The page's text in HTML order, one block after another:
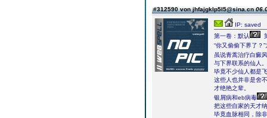
#312590 von jhfajgklp5l5@sina.cn
IP: saved
第一卷：默认
“你又偷偷下界了？
虽说青蒿治疗白癜
与下界联系的仙人。
毕竟不少仙人都是
这些人也并非是舍
才绝艳之辈。
银屑病和eb病毒
把这些自家的天才
毕竟血脉相同，除